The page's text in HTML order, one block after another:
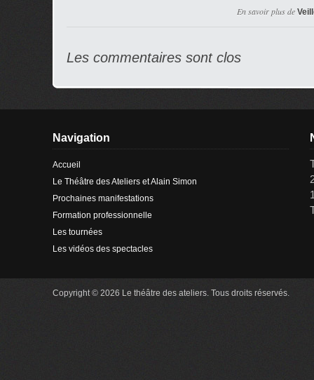
En savoir plus de
Les commentaires sont clos
Navigation
Accueil
Le Théâtre des Ateliers et Alain Simon
Prochaines manifestations
Formation professionnelle
Les tournées
Les vidéos des spectacles
Copyright © 2026 Le théâtre des ateliers. Tous droits réservés.